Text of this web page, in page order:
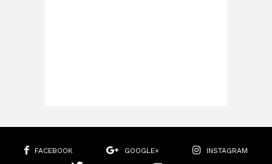
FACEBOOK GOOGLE+
INSTAGRAM